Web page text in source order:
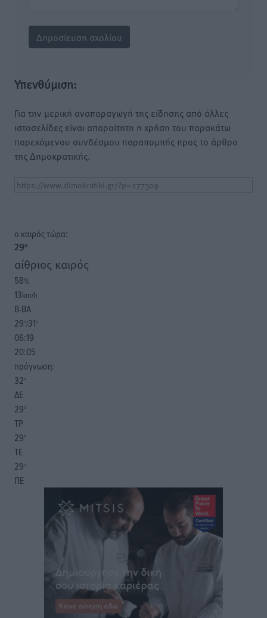
Υπενθύμιση:
Για την μερική αναπαραγωγή της είδησης από άλλες
ιστοσελίδες είναι απαραίτητη η χρήση του παρακάτω
παρεχόμενου συνδέσμου παραπομπής προς το άρθρο
της Δημοκρατικής.
o καιρός τώρα:
29°
αίθριος καιρός
58%
13km/h
Β-ΒΑ
29°/31°
06:19
20:05
πρόγνωση:
32°
ΔΕ
29°
ΤΡ
29°
ΤΕ
29°
ΠΕ